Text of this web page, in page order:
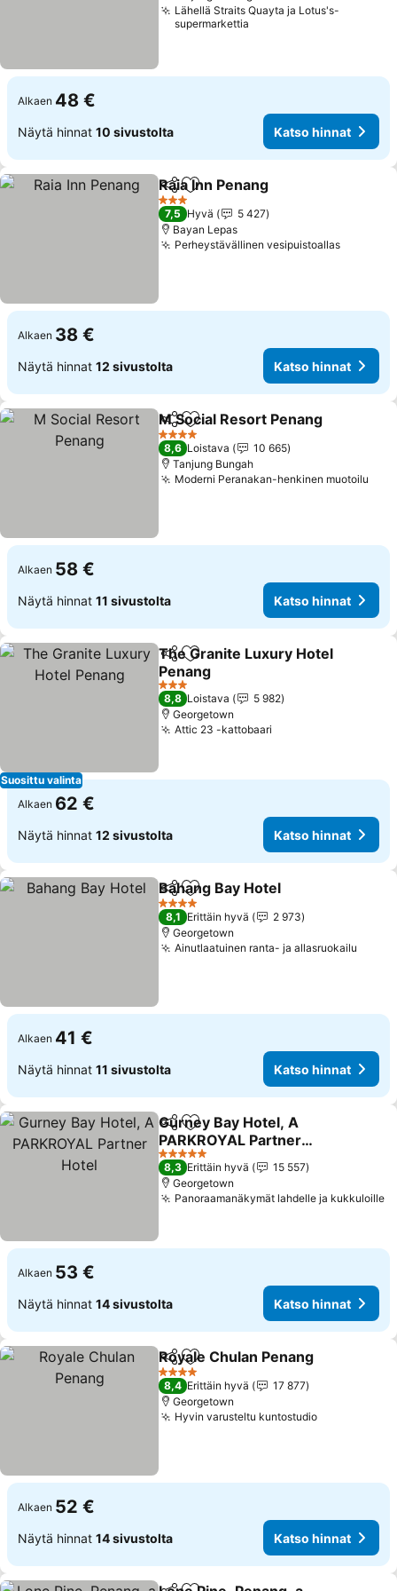
Lähellä Straits Quayta ja Lotus's-
supermarkettia
Alkaen 48 €
Näytä hinnat 10 sivustolta Katso hinnat
Jaa Lisää suosikkeihin
Raia Inn Penang
3 Tähtiluokitus
7,5 Hyvä
5 427
Bayan Lepas
Perheystävällinen vesipuistoallasKatso
Alkaen 38 €
Näytä hinnat 12 sivustolta Katso hinnat
Jaa Lisää suosikkeihin
M Social Resort Penang
4 Tähtiluokitus
8,6 Loistava
10 665
Tanjung Bungah
Moderni Peranakan-henkinen muotoilu
Alkaen 58 €
Näytä hinnat 11 sivustolta Katso hinnat
Suosittu valinta
Jaa Lisää suosikkeihin
The Granite Luxury Hotel
Penang
Katso hinnat
3 Tähtiluokitus
8,8 Loistava
5 982
Georgetown
Attic 23 -kattobaari
Alkaen 62 €
Näytä hinnat 12 sivustolta Katso hinnat
Jaa Lisää suosikkeihin
Bahang Bay Hotel
4 Tähtiluokitus
8,1 Erittäin hyvä
2 973
Georgetown
Ainutlaatuinen ranta- ja allasruokailu
Alkaen 41 €
Näytä hinnat 11 sivustolta Katso hinnat
Jaa Lisää suosikkeihin
Gurney Bay Hotel, A
PARKROYAL Partner
Hotel
Katso hinnat
5 Tähtiluokitus
8,3 Erittäin hyvä
15 557
Georgetown
Panoraamanäkymät lahdelle ja kukkuloille
Alkaen 53 €
Näytä hinnat 14 sivustolta Katso hinnat
Jaa Lisää suosikkeihin
Royale Chulan Penang
4 Tähtiluokitus
8,4 Erittäin hyvä
17 877
Georgetown
Hyvin varusteltu kuntostudioKatso
Alkaen 52 €
Näytä hinnat 14 sivustolta Katso hinnat